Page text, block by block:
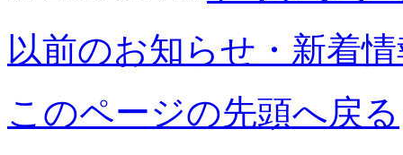
以前のお知らせ・新着
このページの先頭へ戻る